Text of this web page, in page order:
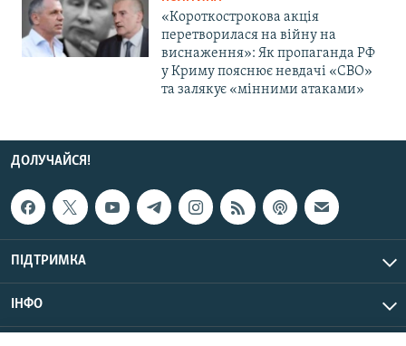
«Короткострокова акція
перетворилася на війну на
виснаження»: Як пропаганда РФ
у Криму пояснює невдачі «СВО»
та залякує «мінними атаками»
ДОЛУЧАЙСЯ!
ПІДТРИМКА
ІНФО